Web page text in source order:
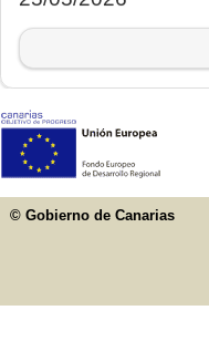
© Gobierno de Canarias